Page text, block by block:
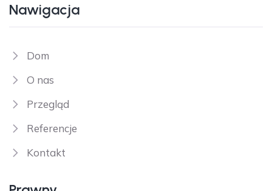
Nawigacja
Dom
O nas
Przegląd
Referencje
Kontakt